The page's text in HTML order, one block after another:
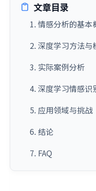
文章目录
1. 情感分析的基本
2. 深度学习方法与
3. 实际案例分析
4. 深度学习情感识
5. 应用领域与挑战
6. 结论
7. FAQ